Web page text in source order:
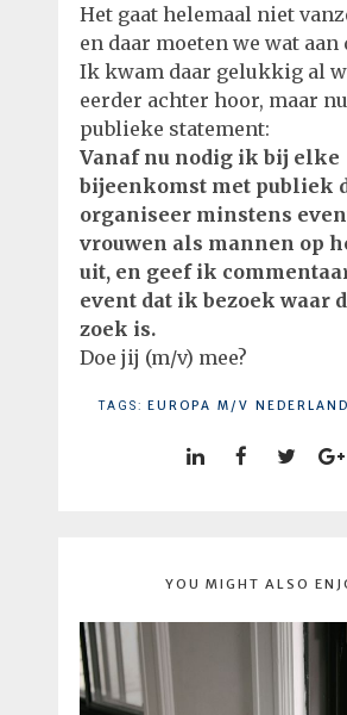
Het gaat helemaal niet
en daar moeten we wat aan
Ik kwam daar gelukkig al
eerder achter hoor, maar
publieke statement:
Vanaf nu nodig ik bij elke
bijeenkomst met publiek
organiseer minstens
vrouwen als mannen op
uit, en geef ik
event dat ik bezoek waar
zoek is.
Doe jij (m/v) mee?
TAGS: EUROPA M/V NEDERLAND
YOU MIGHT ALSO